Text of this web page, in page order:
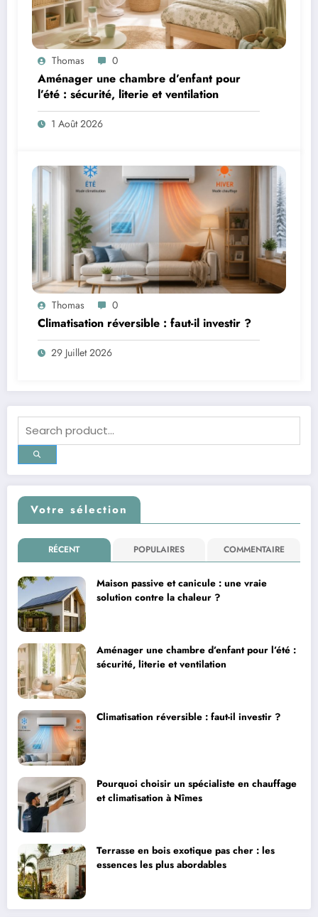
Thomas 0
Aménager une chambre d’enfant pour
l’été : sécurité, literie et ventilation
1 Août 2026
Thomas 0
Climatisation réversible : faut-il investir ?
29 Juillet 2026
Votre sélection
RÉCENT POPULAIRES COMMENTAIRE
Maison passive et canicule : une vraie
solution contre la chaleur ?
Aménager une chambre d’enfant pour l’été :
sécurité, literie et ventilation
Climatisation réversible : faut-il investir ?
Pourquoi choisir un spécialiste en chauffage
et climatisation à Nîmes
Terrasse en bois exotique pas cher : les
essences les plus abordables